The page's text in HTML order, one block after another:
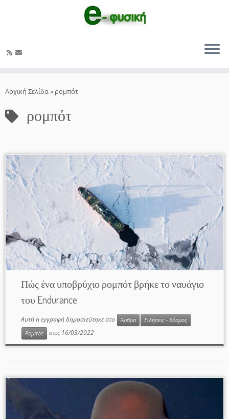
στο
Αρχική Σελίδα» ρομπότ
ρομπότ
Πώς ένα υποβρύχιο ρομπότ βρήκε το ναυάγιο
του Endurance
Αυτή η εγγραφή δημοσιεύτηκε στο Άρθρα
Ειδήσεις - Κόσμος
Ρομπότ
στις 16/03/2022